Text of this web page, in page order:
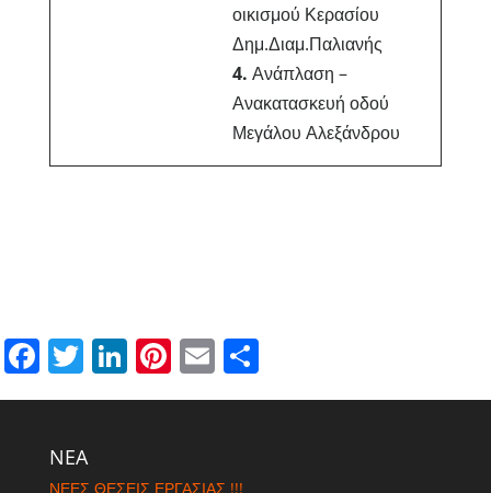
οικισμού Κερασίου
Δημ.Διαμ.Παλιανής
4. Ανάπλαση –
Ανακατασκευή οδού
Μεγάλου Αλεξάνδρου
Facebook
Twitter
LinkedIn
Pinterest
Email
NEA
ΝΈΕΣ ΘΈΣΕΙΣ ΕΡΓΑΣΊΑΣ !!!